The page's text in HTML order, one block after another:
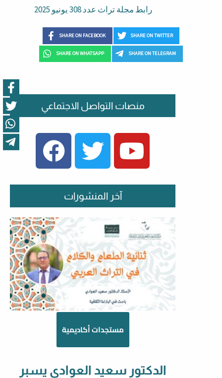
رابط مجلة تراث عدد 308 يونيو 2025
SHARE ON FACEBOOK SHARE ON TWITTER
SHARE ON WHATSAPP SHARE ON TELEGRAM
منصات التواصل الاجتماعي
FACEBOOK
TWITTERYOUTUBE
آخر المنشورات
مستجدات أكاديمية
الدكتور سعيد العوادي يسبر